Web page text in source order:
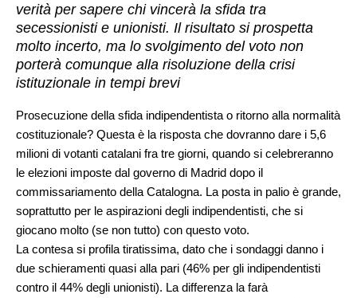
verità per sapere chi vincerà la sfida tra
secessionisti e unionisti. Il risultato si prospetta
molto incerto, ma lo svolgimento del voto non
porterà comunque alla risoluzione della crisi
istituzionale in tempi brevi
Prosecuzione della sfida indipendentista o ritorno alla normalità
costituzionale? Questa è la risposta che dovranno dare i 5,6
milioni di votanti catalani fra tre giorni, quando si celebreranno
le elezioni imposte dal governo di Madrid dopo il
commissariamento della Catalogna. La posta in palio è grande,
soprattutto per le aspirazioni degli indipendentisti, che si
giocano molto (se non tutto) con questo voto.
La contesa si profila tiratissima, dato che i sondaggi danno i
due schieramenti quasi alla pari (46% per gli indipendentisti
contro il 44% degli unionisti). La differenza la farà